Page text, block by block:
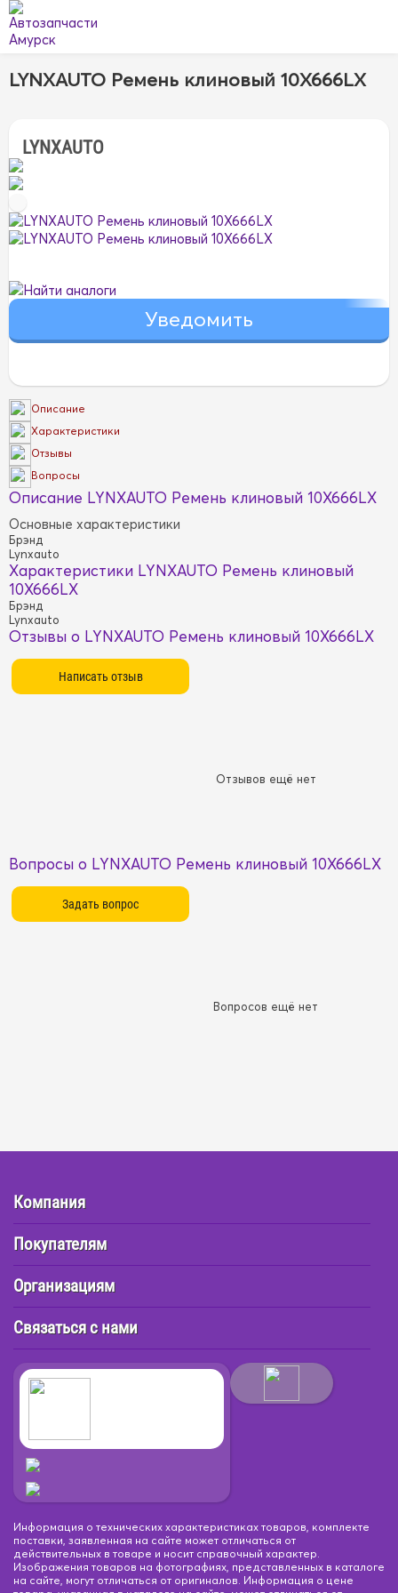
LYNXAUTO Ремень клиновый 10X666LX
LYNXAUTO
Найти аналоги
Описание
Характеристики
Отзывы
Вопросы
Описание LYNXAUTO Ремень клиновый 10X666LX
Основные характеристики
Брэнд
Lynxauto
Характеристики LYNXAUTO Ремень клиновый
10X666LX
Брэнд
Lynxauto
Отзывы о LYNXAUTO Ремень клиновый 10X666LX
Отзывов ещё нет
Вопросы о LYNXAUTO Ремень клиновый 10X666LX
Вопросов ещё нет
Компания
Покупателям
Организациям
Связаться с нами
Информация о технических характеристиках товаров, комплекте
поставки, заявленная на сайте может отличаться от
действительных в товаре и носит справочный характер.
Изображения товаров на фотографиях, представленных в каталоге
на сайте, могут отличаться от оригиналов. Информация о цене